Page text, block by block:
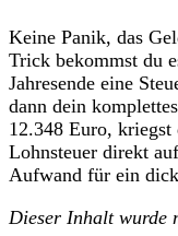
Keine Panik, das
Trick bekommst du
Jahresende eine
dann dein
12.348 Euro,
Lohnsteuer direkt
Aufwand für ein
Dieser Inhalt wurde